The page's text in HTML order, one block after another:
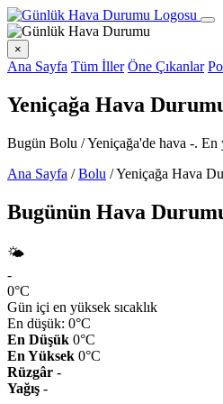
×
Ana Sayfa Tüm İller Öne Çıkanlar
Yeniçağa Hava
Bugün Bolu / Yeniçağa'de hava -. En
Ana Sayfa /Bolu /Yeniçağa Hava
Bugünün Hava
🌤️
-
0°C
Gün içi en yüksek sıcaklık
En düşük: 0°C
En Düşük 0°C
En Yüksek 0°C
Rüzgâr -
Yağış -